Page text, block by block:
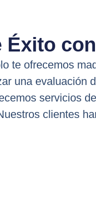
Éxito
te ofrecemos
una evaluación
servicios
clientes